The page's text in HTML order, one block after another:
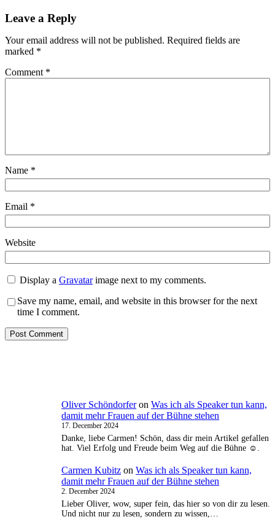
Leave a Reply
Your email address will not be published. Required fields are
marked *
Comment *
Name *
Email *
Website
Display aGravatarimage next to my comments.
Save my name, email, and website in this browser for the next
time I comment.
Oliver Schöndorferon Was ich als Speaker tun kann,
damit mehr Frauen auf der Bühne stehen
17. December 2024
Danke, liebe Carmen! Schön, dass dir mein Artikel gefallen
hat. Viel Erfolg und Freude beim Weg auf die Bühne ☺️.
Carmen Kubitz on Was ich als Speaker tun kann,
damit mehr Frauen auf der Bühne stehen
2. December 2024
Lieber Oliver, wow, super fein, das hier so von dir zu lesen.
Und nicht nur zu lesen, sondern zu wissen,…